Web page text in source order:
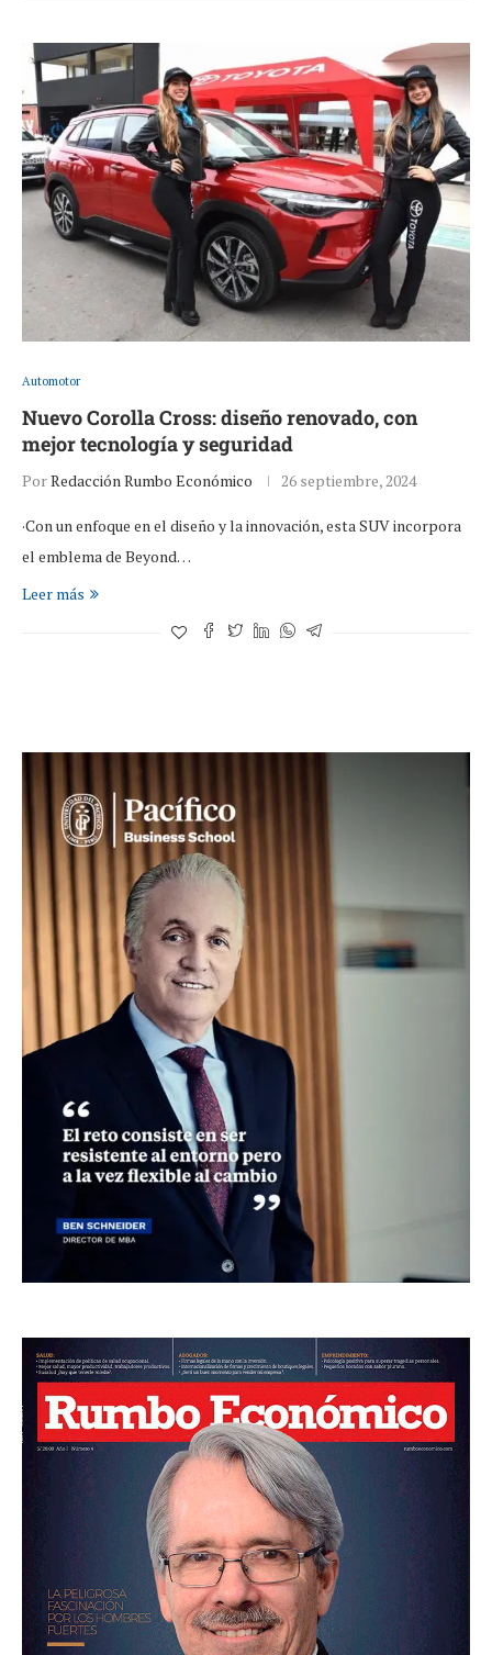
Automotor
Nuevo Corolla Cross: diseño renovado, con
mejor tecnología y seguridad
PorRedacción Rumbo Económico 26 septiembre, 2024
·Con un enfoque en el diseño y la innovación, esta SUV incorpora
el emblema de Beyond…
Leer más